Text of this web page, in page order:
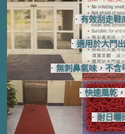
· 有效刮走
· 適用於大門
· 無刺鼻氣味，不
· 快速風乾
· 耐日曬